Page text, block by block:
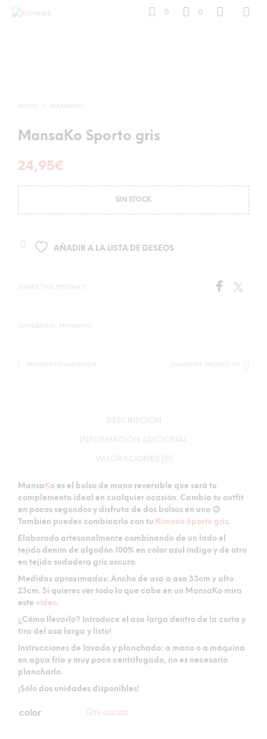
0 0
MansaKo Sporto gris
24,95€
SIN STOCK
AÑADIR A LA LISTA DE DESEOS
Mansa Ko es el bolso de mano reversible que será tu
complemento ideal en cualquier ocasión. Cambia tu outfit
en pocos segundos y disfruta de dos bolsos en uno 😉
También puedes combinarlo con tu Kimono Sporto gris.
Elaborado artesanalmente combinando de un lado el
tejido denim de algodón 100% en color azul índigo y de otro
en tejido sudadera gris oscuro.
Medidas aproximadas: Ancho de asa a asa 33cm y alto
23cm. Si quieres ver todo lo que cabe en un MansaKo mira
este vídeo.
¿Cómo llevarlo? Introduce el asa larga dentro de la corta y
tira del asa larga y listo!
Instrucciones de lavado y planchado: a mano o a máquina
en agua fría y muy poco centrifugado, no es necesario
plancharlo.
¡Sólo dos unidades disponibles!
color Gris oscuro